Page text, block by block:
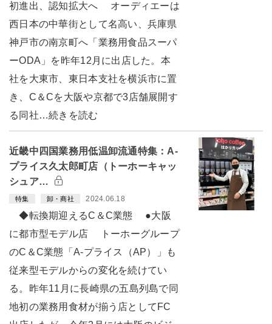
初進出、認知拡大へ オーディエーは
西日本の中華街として名高い、兵庫県
神戸市の南京町へ「業務用食品スーパ
ーODA」を昨年12月に出店した。本
社を大東市、東日本支社を横浜市に置
き、C＆Cを大阪や京都で3店舗展開す
る同社…続きを読む
近畿中四国業務用低温卸流通特集：A-
プライス久太郎町店（トーホーキャッ
シュア…
特集 卸・商社 2024.06.18
◆転換期迎えるC＆C業態 ●大阪
に都市型モデル店 トーホーグループ
のC＆C業態「A-プライス（AP）」も
従来型モデルからの変化を続けてい
る。昨年11月に長崎県の五島列島で同
地初の業務用食材が揃う店としてFC